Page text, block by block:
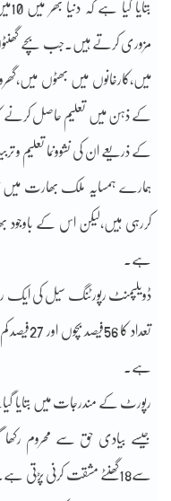
مزوری کرتے ہیں۔جب بچے گھنٹوں
میں،کارخانوں میں بھٹوں
کے ذہن میں تعلیم حاصل کرنے کا
کے ذریعے ان کی نشوونما تعلیم و
ہمارے ہمسایہ ملک بھارت
کررہی ہیں،لیکن اس کے
ہے۔
ڈویلپمنٹ رپورٹنگ سیل کی ایک
تعداد کا
ہے۔
رپورٹ کے مندرجات میں بتایا